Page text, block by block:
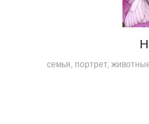
семья, портрет,